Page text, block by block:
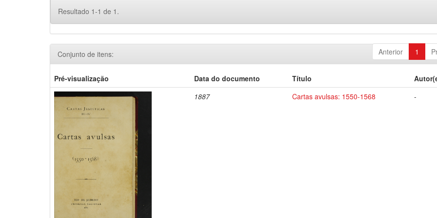
Resultado 1-1 de 1.
Anterior 1
Conjunto de itens:
Pré-visualização Data do documento Título
1887
Cartas avulsas: 1550-1568 -